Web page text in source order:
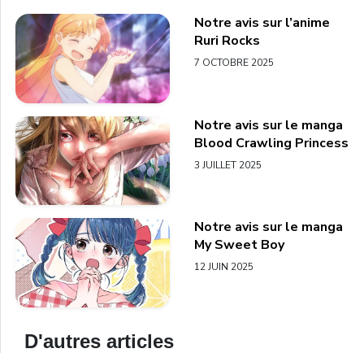
Notre avis sur l’anime
Ruri Rocks
7 OCTOBRE 2025
Notre avis sur le manga
Blood Crawling Princess
3 JUILLET 2025
Notre avis sur le manga
My Sweet Boy
12 JUIN 2025
D'autres articles